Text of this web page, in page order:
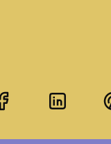
FacebookLinkedIn